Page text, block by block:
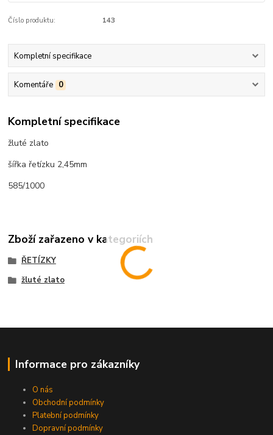
Číslo produktu: 143
Kompletní specifikace
Komentáře 0
Kompletní specifikace
žluté zlato
šířka řetízku 2,45mm
585/1000
Zboží zařazeno v kategoriích
ŘETÍZKY
žluté zlato
Informace pro zákazníky
O nás
Obchodní podmínky
Platební podmínky
Dopravní podmínky